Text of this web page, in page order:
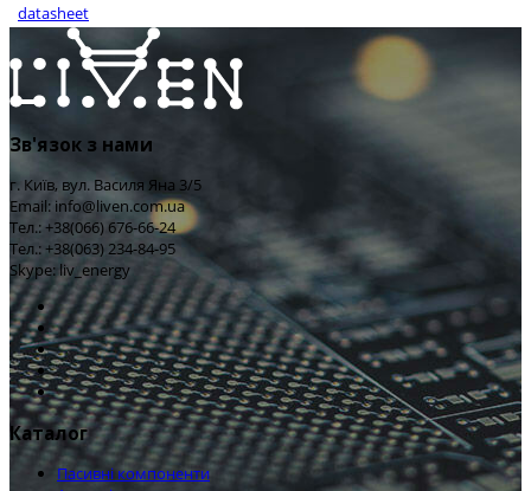
datasheet
Зв'язок з нами
г. Київ, вул. Василя Яна 3/5
Email: info@liven.com.ua
Тел.: +38(066) 676-66-24
Тел.: +38(063) 234-84-95
Skype: liv_energy
Каталог
Пасивні компоненти